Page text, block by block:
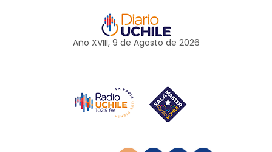
Año XVIII, 9 de Agosto de 2026